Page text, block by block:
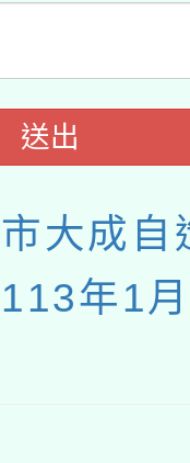
送出
大成自
年1